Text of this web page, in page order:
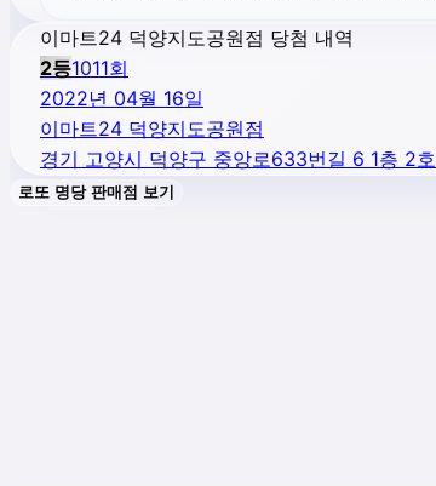
이마트24 덕양지도공원점 당첨 내역
2등1011회
2022년 04월 16일
이마트24 덕양지도공원점
경기 고양시 덕양구 중앙로633번길 6 1층 2호
로또 명당 판매점 보기